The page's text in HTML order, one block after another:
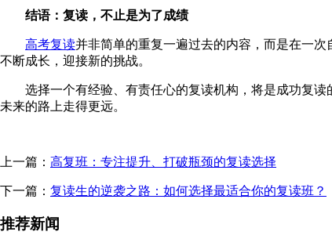
结语：复读，不止是为了成绩
高考复读并非简单的重复一遍过去的内容，而是在一
不断成长，迎接新的挑战。
选择一个有经验、有责任心的复读机构，将是成功复读
未来的路上走得更远。
上一篇： 高复班：专注提升、打破瓶颈的复读选择
下一篇： 复读生的逆袭之路：如何选择最适合你的复读班？
推荐新闻